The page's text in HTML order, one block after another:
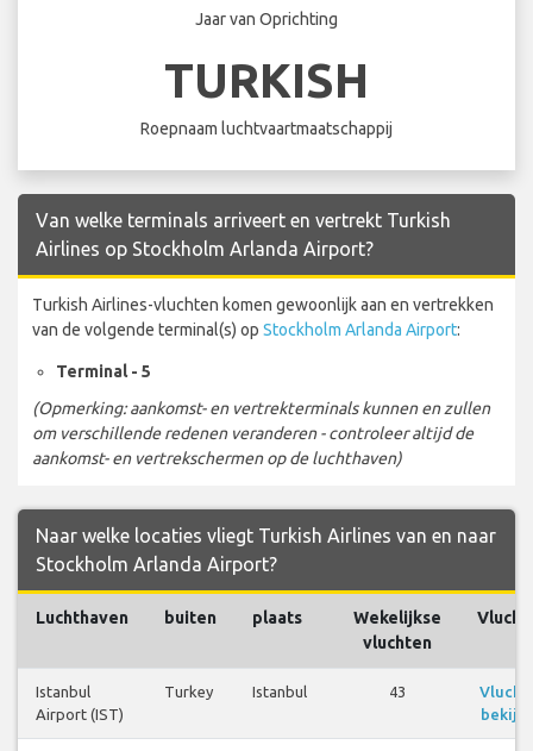
Jaar van Oprichting
TURKISH
Roepnaam luchtvaartmaatschappij
Van welke terminals arriveert en vertrekt Turkish
Airlines op Stockholm Arlanda Airport?
Turkish Airlines-vluchten komen gewoonlijk aan en vertrekken
van de volgende terminal(s) op Stockholm Arlanda Airport:
Terminal - 5
(Opmerking: aankomst- en vertrekterminals kunnen en zullen
om verschillende redenen veranderen - controleer altijd de
aankomst- en vertrekschermen op de luchthaven)
Naar welke locaties vliegt Turkish Airlines van en naar
Stockholm Arlanda Airport?
Luchthaven buiten plaats
Wekelijkse
vluchten
Istanbul
Airport (IST)
Turkey Istanbul 43